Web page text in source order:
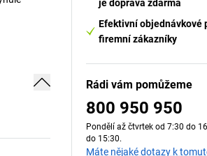
je doprava zdarma
Efektivní objednávkové
firemní zákazníky
Rádi vám pomůžeme
800 950 950
Pondělí až čtvrtek od 7:30 do
do 15:30.
Máte nějaké dotazy k